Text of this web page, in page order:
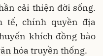
cải thiện đời sống.
tế, chính quyền địa
khích đồng bào
hóa truyền thống.